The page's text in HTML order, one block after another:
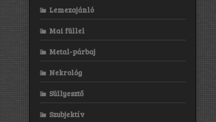
Lemezajánló
Mai füllel
Metal-párbaj
Nekrológ
Süllyesztő
Szubjektív